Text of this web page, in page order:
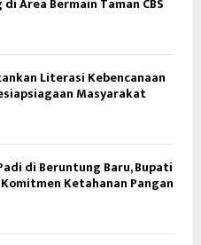
Literasi Kebencanaan
Masyarakat
di Beruntung Baru, Bupati
Ketahanan Pangan